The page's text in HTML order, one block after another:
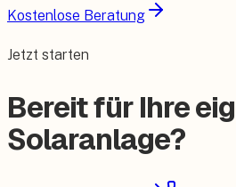
Kostenlose Beratung
Jetzt starten
Bereit für Ihre
Solaranlage?